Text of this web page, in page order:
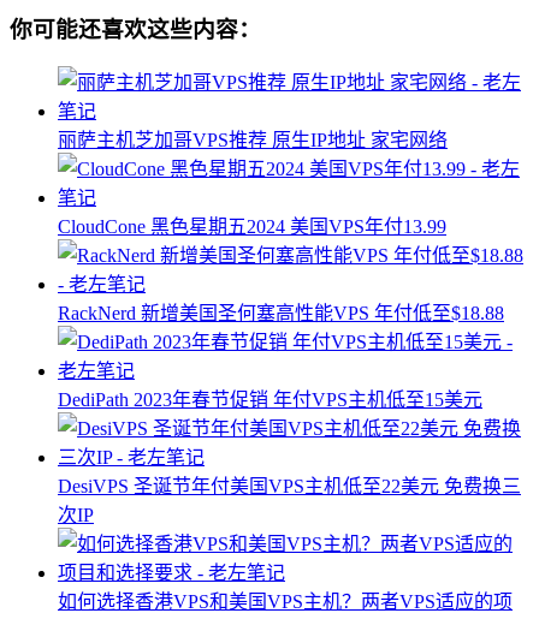
你可能还喜欢这些内容：
丽萨主机芝加哥VPS推荐 原生IP地址 家宅网络
CloudCone 黑色星期五2024 美国VPS年付13.99
RackNerd 新增美国圣何塞高性能VPS 年付低至$18.88
DediPath 2023年春节促销 年付VPS主机低至15美元
DesiVPS 圣诞节年付美国VPS主机低至22美元 免费换三
次IP
如何选择香港VPS和美国VPS主机？两者VPS适应的项